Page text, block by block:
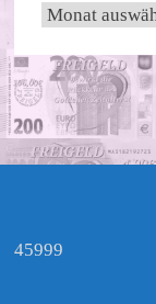
Archiv
45999